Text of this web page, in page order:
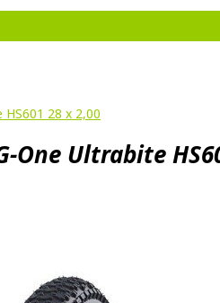
28 x 2,00
One Ultrabite